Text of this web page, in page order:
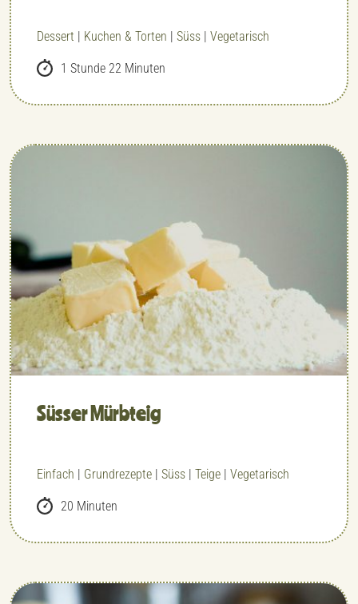
Dessert | Kuchen & Torten | Süss | Vegetarisch
1 Stunde 22 Minuten
Süsser Mürbteig
Einfach | Grundrezepte | Süss | Teige | Vegetarisch
20 Minuten